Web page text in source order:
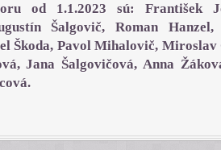
od 1.1.2023 sú: František
Šalgovič, Roman
Škoda, Pavol Mihalovič,
Jana Šalgovičová, Anna